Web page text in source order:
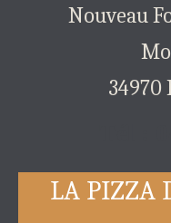
Nouveau
34970
LA PIZZA